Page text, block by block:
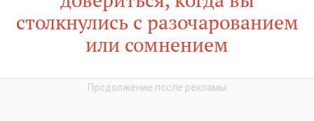
столкнулись с разочарованием
или сомнением